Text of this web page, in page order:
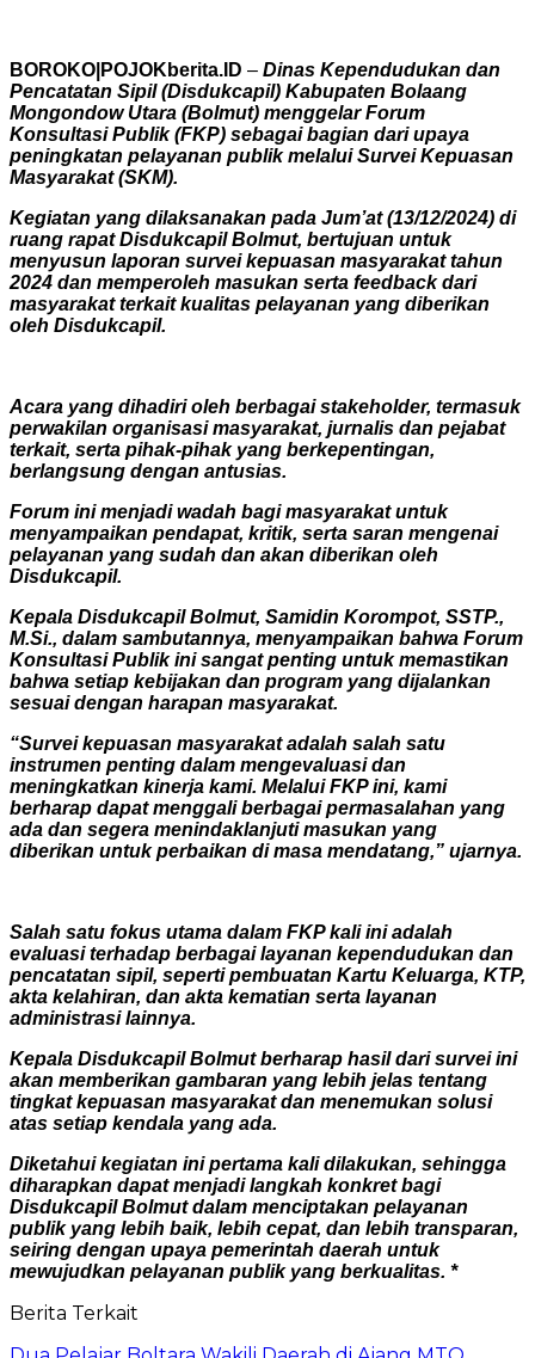
BOROKO|POJOKberita.ID – Dinas Kependudukan dan
Pencatatan Sipil (Disdukcapil) Kabupaten Bolaang
Mongondow Utara (Bolmut) menggelar Forum
Konsultasi Publik (FKP) sebagai bagian dari upaya
peningkatan pelayanan publik melalui Survei Kepuasan
Masyarakat (SKM).
Kegiatan yang dilaksanakan pada Jum’at (13/12/2024) di
ruang rapat Disdukcapil Bolmut, bertujuan untuk
menyusun laporan survei kepuasan masyarakat tahun
2024 dan memperoleh masukan serta feedback dari
masyarakat terkait kualitas pelayanan yang diberikan
oleh Disdukcapil.
Acara yang dihadiri oleh berbagai stakeholder, termasuk
perwakilan organisasi masyarakat, jurnalis dan pejabat
terkait, serta pihak-pihak yang berkepentingan,
berlangsung dengan antusias.
Forum ini menjadi wadah bagi masyarakat untuk
menyampaikan pendapat, kritik, serta saran mengenai
pelayanan yang sudah dan akan diberikan oleh
Disdukcapil.
Kepala Disdukcapil Bolmut, Samidin Korompot, SSTP.,
M.Si., dalam sambutannya, menyampaikan bahwa Forum
Konsultasi Publik ini sangat penting untuk memastikan
bahwa setiap kebijakan dan program yang dijalankan
sesuai dengan harapan masyarakat.
“Survei kepuasan masyarakat adalah salah satu
instrumen penting dalam mengevaluasi dan
meningkatkan kinerja kami. Melalui FKP ini, kami
berharap dapat menggali berbagai permasalahan yang
ada dan segera menindaklanjuti masukan yang
diberikan untuk perbaikan di masa mendatang,” ujarnya.
Salah satu fokus utama dalam FKP kali ini adalah
evaluasi terhadap berbagai layanan kependudukan dan
pencatatan sipil, seperti pembuatan Kartu Keluarga, KTP,
akta kelahiran, dan akta kematian serta layanan
administrasi lainnya.
Kepala Disdukcapil Bolmut berharap hasil dari survei ini
akan memberikan gambaran yang lebih jelas tentang
tingkat kepuasan masyarakat dan menemukan solusi
atas setiap kendala yang ada.
Diketahui kegiatan ini pertama kali dilakukan, sehingga
diharapkan dapat menjadi langkah konkret bagi
Disdukcapil Bolmut dalam menciptakan pelayanan
publik yang lebih baik, lebih cepat, dan lebih transparan,
seiring dengan upaya pemerintah daerah untuk
mewujudkan pelayanan publik yang berkualitas. *
Berita Terkait